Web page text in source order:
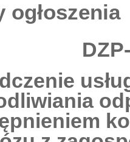
ogłoszenia